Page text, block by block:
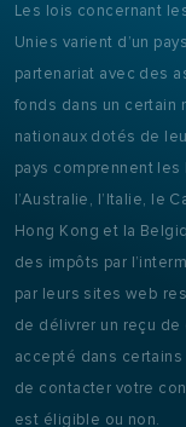
Les lois concernant
Unies varient d’un
partenariat avec des
fonds dans un certain
nationaux dotés de
pays comprennent les
l’Australie, l’Italie, le
Hong Kong et la
des impôts par
par leurs sites web
de délivrer un reçu de
accepté dans
de contacter votre
est éligible ou non.